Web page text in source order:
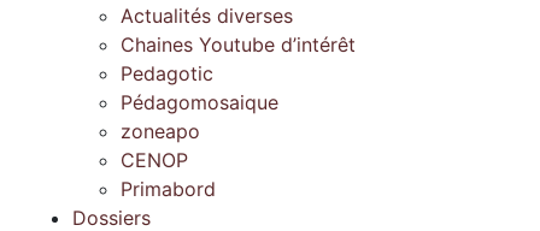
Actualités diverses
Chaines Youtube d’intérêt
Pedagotic
Pédagomosaique
zoneapo
CENOP
Primabord
Dossiers